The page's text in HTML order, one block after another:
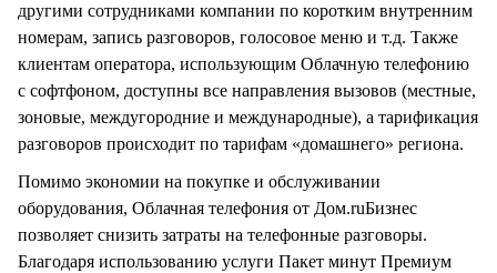
другими сотрудниками компании по коротким внутренним
номерам, запись разговоров, голосовое меню и т.д. Также
клиентам оператора, использующим Облачную телефонию
с софтфоном, доступны все направления вызовов (местные,
зоновые, междугородние и международные), а тарификация
разговоров происходит по тарифам «домашнего» региона.
Помимо экономии на покупке и обслуживании
оборудования, Облачная телефония от Дом.ruБизнес
позволяет снизить затраты на телефонные разговоры.
Благодаря использованию услуги Пакет минут Премиум